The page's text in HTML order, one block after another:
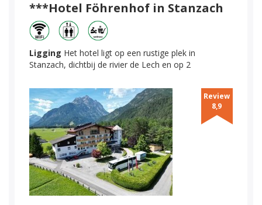
***Hotel Föhrenhof in Stanzach
Ligging Het hotel ligt op een rustige plek in
Stanzach, dichtbij de rivier de Lech en op 2
Review
8,9